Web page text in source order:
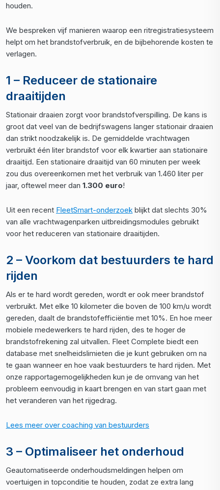
houden.
We bespreken vijf manieren waarop een ritregistratiesysteem
helpt om het brandstofverbruik, en de bijbehorende kosten te
verlagen.
1 – Reduceer de stationaire
draaitijden
Stationair draaien zorgt voor brandstofverspilling. De kans is
groot dat veel van de bedrijfswagens langer stationair draaien
dan strikt noodzakelijk is. De gemiddelde vrachtwagen
verbruikt één liter brandstof voor elk kwartier aan stationaire
draaitijd. Een stationaire draaitijd van 60 minuten per week
zou dus overeenkomen met het verbruik van 1.460 liter per
jaar, oftewel meer dan 1.300 euro!
Uit een recent FleetSmart-onderzoek blijkt dat slechts 30%
van alle vrachtwagenparken uitbreidingsmodules gebruikt
voor het reduceren van stationaire draaitijden.
2 – Voorkom dat bestuurders te hard
rijden
Als er te hard wordt gereden, wordt er ook meer brandstof
verbruikt. Met elke 10 kilometer die boven de 100 km/u wordt
gereden, daalt de brandstofefficiëntie met 10%. En hoe meer
mobiele medewerkers te hard rijden, des te hoger de
brandstofrekening zal uitvallen. Fleet Complete biedt een
database met snelheidslimieten die je kunt gebruiken om na
te gaan wanneer en hoe vaak bestuurders te hard rijden. Met
onze rapportagemogelijkheden kun je de omvang van het
probleem eenvoudig in kaart brengen en van start gaan met
het veranderen van het rijgedrag.
Lees meer over coaching van bestuurders
3 – Optimaliseer het onderhoud
Geautomatiseerde onderhoudsmeldingen helpen om
voertuigen in topconditie te houden, zodat ze extra lang